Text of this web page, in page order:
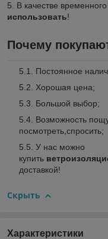
5. В качестве
использовать!
Почему
Постоянное
Хорошая цена;
Большой выбор;
Возможность
посмотреть,спросить;
У нас можно
купить
доставкой!
Скрыть
Характеристики